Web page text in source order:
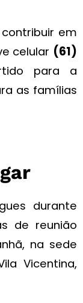
em
celular (61)
para a
as famílias
durante
de reunião
na sede
Vicentina,